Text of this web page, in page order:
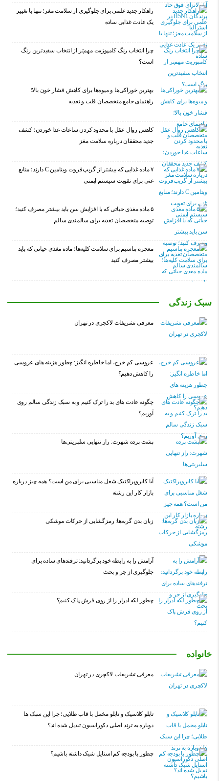
راهکار جدید علمی برای جلوگیری از سلامت مغز؛ تنها با تغییر
یک عادت غذایی ساده
چرا انتخاب رنگ کامپوزیت مهم‌تر از انتخاب سفیدترین رنگ
است؟
بهترین خوراکی‌ها و میوه‌ها برای کاهش فشار خون بالا؛
راهنمای جامع متخصصان قلب و تغذیه
کاهش زوال عقل با محدود کردن ساعات غذا خوردن؛ کشف
جدید محققان درباره سلامت مغز
۷ ماده غذایی که بیشتر از گریپ‌فروت ویتامین C دارند؛ منابع
غنی برای تقویت سیستم ایمنی
۵ ماده مغذی حیاتی که با افزایش سن باید بیشتر مصرف کنید؛
توصیه متخصصان تغذیه برای سالمندی سالم
معجزه پتاسیم برای سلامت کلیه‌ها؛ ماده مغذی حیاتی که باید
بیشتر مصرف کنید
سبک زندگی
معرفی تشریفات لاکچری در تهران
عروسی کم خرج، اما خاطره انگیز: چطور هزینه های عروسی
را کاهش دهیم؟
چگونه عادت‌ های بد را ترک کنیم و به سبک زندگی سالم روی
آوریم؟
پشت پرده شهرت: راز تنهایی سلبریتی‌ها
آیا کایروپراکتیک شغل مناسبی برای من است؟ همه چیز درباره
بازار کار این رشته
زبان بدن گربه‌ها: رمزگشایی از حرکات موشکی
آرامش را به رابطه خود برگردانید: ترفندهای ساده برای
جلوگیری از جر و بحث
چطور لکه ادرار را از روی فرش پاک کنیم؟
خانواده
معرفی تشریفات لاکچری در تهران
تابلو کلاسیک و تابلو مخمل با قاب طلایی؛ چرا این سبک ها
دوباره به ترند اصلی دکوراسیون تبدیل شده اند؟
چطور با بودجه کم استایل شیک داشته باشیم؟